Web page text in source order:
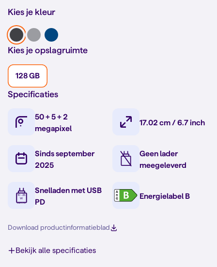
Kies je kleur
Kies je opslagruimte
128 GB
Specificaties
50 + 5 + 2
megapixel
17.02 cm / 6.7 inch
Sinds september
2025
Geen lader
meegeleverd
Snelladen met USB
PD
Energielabel B
Download productinformatieblad
Bekijk alle specificaties